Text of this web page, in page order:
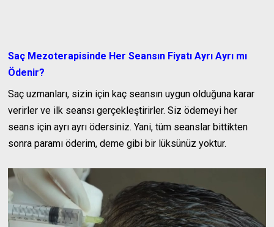
Saç Mezoterapisinde Her Seansın Fiyatı Ayrı Ayrı mı
Ödenir?
Saç uzmanları, sizin için kaç seansın uygun olduğuna karar
verirler ve ilk seansı gerçekleştirirler. Siz ödemeyi her
seans için ayrı ayrı ödersiniz. Yani, tüm seanslar bittikten
sonra paramı öderim, deme gibi bir lüksünüz yoktur.